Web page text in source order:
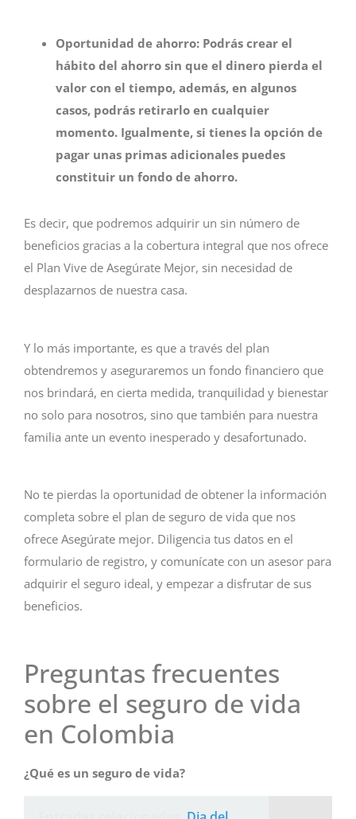
Oportunidad de ahorro: Podrás crear el
hábito del ahorro sin que el dinero pierda el
valor con el tiempo, además, en algunos
casos, podrás retirarlo en cualquier
momento. Igualmente, si tienes la opción de
pagar unas primas adicionales puedes
constituir un fondo de ahorro.
Es decir, que podremos adquirir un sin número de
beneficios gracias a la cobertura integral que nos ofrece
el Plan Vive de Asegúrate Mejor, sin necesidad de
desplazarnos de nuestra casa.
Y lo más importante, es que a través del plan
obtendremos y aseguraremos un fondo financiero que
nos brindará, en cierta medida, tranquilidad y bienestar
no solo para nosotros, sino que también para nuestra
familia ante un evento inesperado y desafortunado.
No te pierdas la oportunidad de obtener la información
completa sobre el plan de seguro de vida que nos
ofrece Asegúrate mejor. Diligencia tus datos en el
formulario de registro, y comunícate con un asesor para
adquirir el seguro ideal, y empezar a disfrutar de sus
beneficios.
Preguntas frecuentes
sobre el seguro de vida
en Colombia
¿Qué es un seguro de vida?